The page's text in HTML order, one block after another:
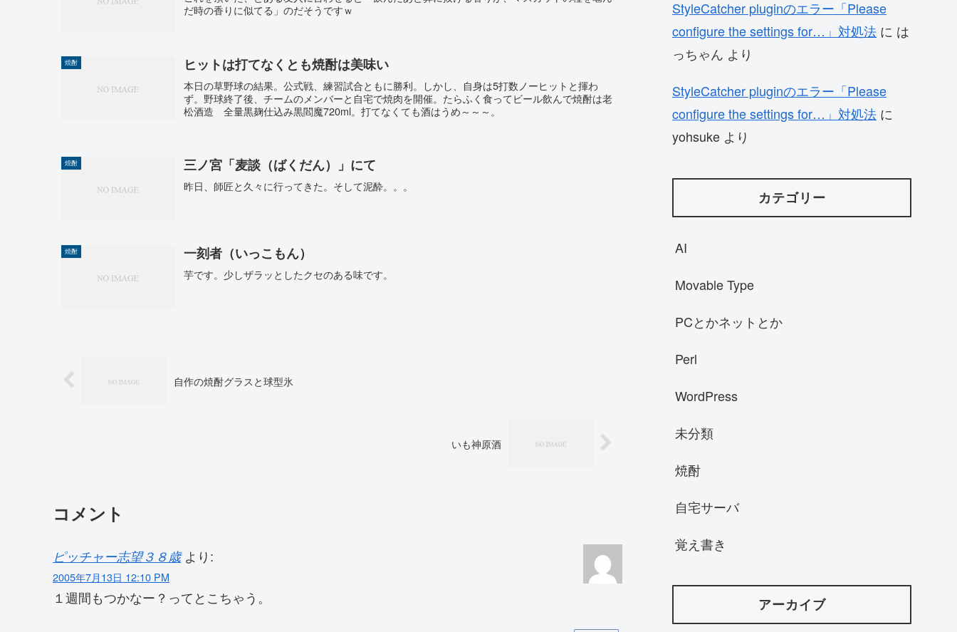
だ時の香りに似てる」のだそうですｗ
焼酎 ヒットは打てなくとも焼酎は美味い
本日の草野球の結果。公式戦、練習試合ともに勝利。しかし、自身は5打数ノーヒットと揮わ
ず。野球終了後、チームのメンバーと自宅で焼肉を開催。たらふく食ってビール飲んで焼酎は老
松酒造 全量黒麹仕込み黒閻魔720ml。打てなくても酒はうめ～～～。
焼酎 三ノ宮「麦談（ばくだん）」にて
昨日、師匠と久々に行ってきた。そして泥酔。。。
焼酎 一刻者（いっこもん）
芋です。少しザラッとしたクセのある味です。
自作の焼酎グラスと球型氷
いも神原酒
コメント
ピッチャー志望３８歳 より:
2005年7月13日 12:10 PM
１週間もつかなー？ってとこちゃう。
StyleCatcher pluginのエラー「Please
configure the settings for…」対処法 に は
っちゃん より
StyleCatcher pluginのエラー「Please
configure the settings for…」対処法 に
yohsuke より
カテゴリー
AI
Movable Type
PCとかネットとか
Perl
WordPress
未分類
焼酎
自宅サーバ
覚え書き
アーカイブ